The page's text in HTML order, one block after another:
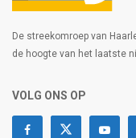
De streekomroep van
de hoogte van het laatste
VOLG ONS OP